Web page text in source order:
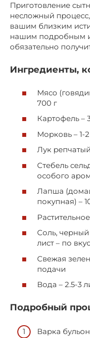
Приготовление
несложный
вашим близким
нашим подробным
обязательно
Ингредиенты,
Мясо
700 г
Картофель –
Морковь – 1-
Лук
Стебель
особого
Лапша
покупная) –
Соль,
лист – по
Свежая
подачи
Вода – 2.5-3
Подробный
Варка